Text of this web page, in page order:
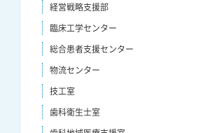
経営戦略支援部
臨床工学センター
総合患者支援センター
物流センター
技工室
歯科衛生士室